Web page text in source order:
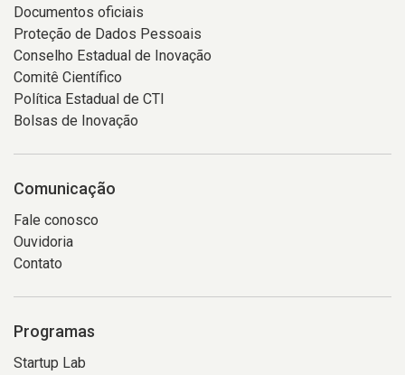
Documentos oficiais
Proteção de Dados Pessoais
Conselho Estadual de Inovação
Comitê Científico
Política Estadual de CTI
Bolsas de Inovação
Comunicação
Fale conosco
Ouvidoria
Contato
Programas
Startup Lab